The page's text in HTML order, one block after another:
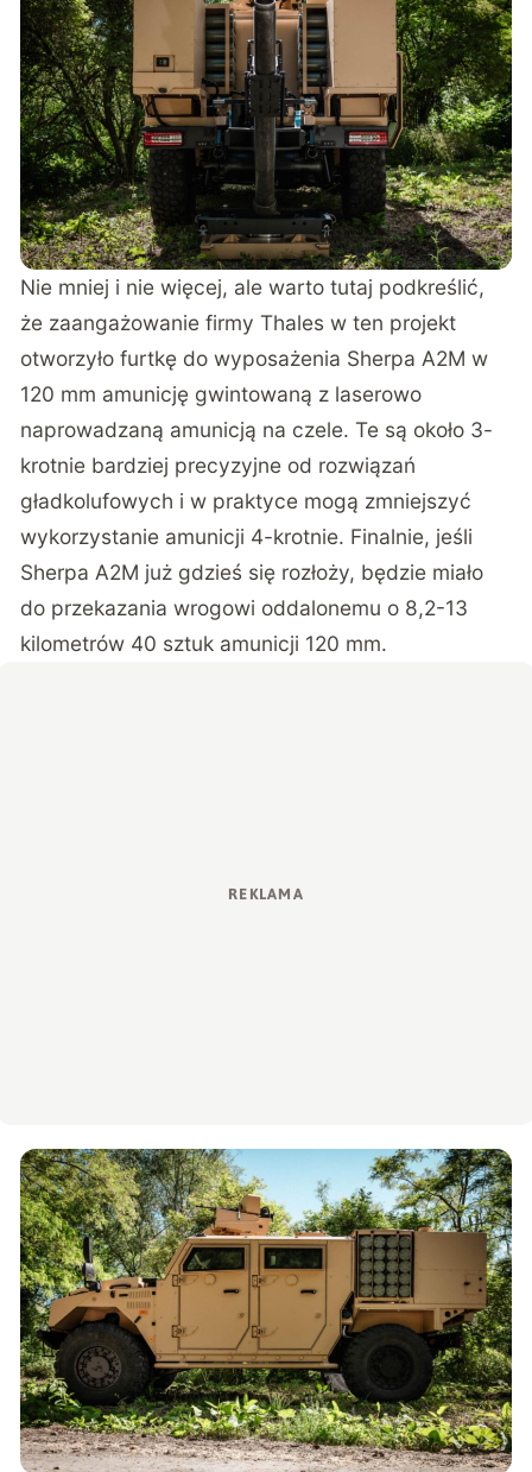
Nie mniej i nie więcej, ale warto tutaj podkreślić,
że zaangażowanie firmy Thales w ten projekt
otworzyło furtkę do wyposażenia Sherpa A2M w
120 mm amunicję gwintowaną z laserowo
naprowadzaną amunicją na czele. Te są około 3-
krotnie bardziej precyzyjne od rozwiązań
gładkolufowych i w praktyce mogą zmniejszyć
wykorzystanie amunicji 4-krotnie. Finalnie, jeśli
Sherpa A2M już gdzieś się rozłoży, będzie miało
do przekazania wrogowi oddalonemu o 8,2-13
kilometrów 40 sztuk amunicji 120 mm.